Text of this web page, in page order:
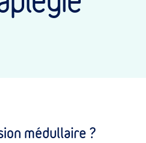
médullaire ?